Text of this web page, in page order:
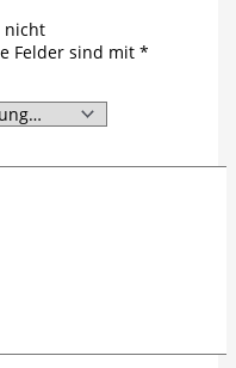
nicht
Felder sind mit *